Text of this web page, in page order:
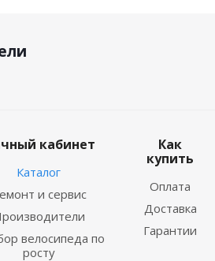
кабинет
Каталог
и сервис
велосипеда по
росту
Как
купить
Оплата
Доставка
Гарантии